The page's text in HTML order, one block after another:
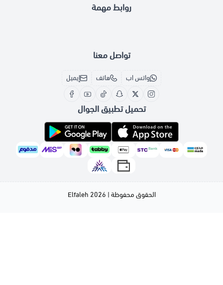
روابط مهمة
تواصل معنا
واتس اب هاتف إيميل
تحميل تطبيق الجوال
الحقوق محفوظة | 2026 Elfaleh